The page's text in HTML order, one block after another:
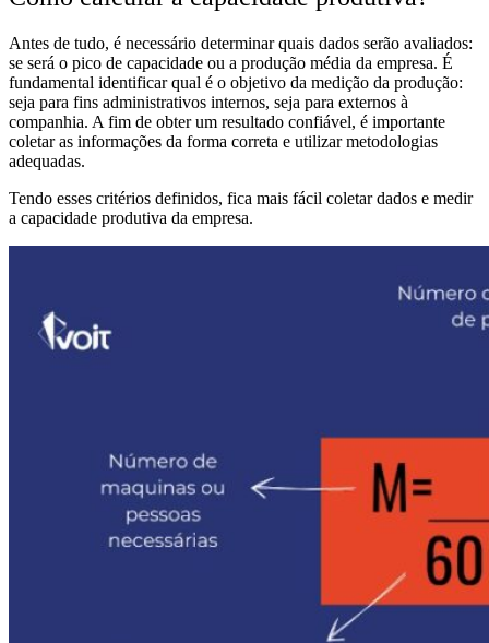
Antes de tudo, é necessário determinar quais dados serão avaliados:
se será o pico de capacidade ou a produção média da empresa. É
fundamental identificar qual é o objetivo da medição da produção:
seja para fins administrativos internos, seja para externos à
companhia. A fim de obter um resultado confiável, é importante
coletar as informações da forma correta e utilizar metodologias
adequadas.
Tendo esses critérios definidos, fica mais fácil coletar dados e medir
a capacidade produtiva da empresa.